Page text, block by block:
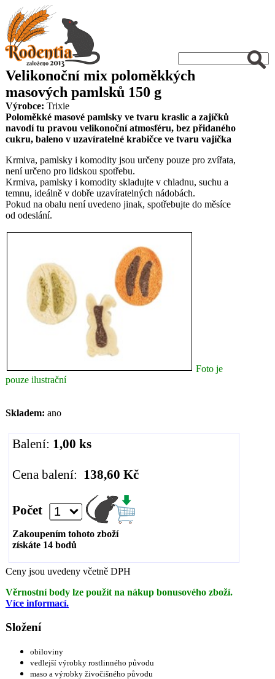
Velikonoční mix poloměkkých
masových pamlsků 150 g
Výrobce: Trixie
Poloměkké masové pamlsky ve tvaru kraslic a zajíčků
navodí tu pravou velikonoční atmosféru, bez přidaného
cukru, baleno v uzavíratelné krabičce ve tvaru vajíčka
Krmiva, pamlsky i komodity jsou určeny pouze pro zvířata,
není určeno pro lidskou spotřebu.
Krmiva, pamlsky i komodity skladujte v chladnu, suchu a
temnu, ideálně v dobře uzavíratelných nádobách.
Pokud na obalu není uvedeno jinak, spotřebujte do měsíce
od odeslání.
Foto je
pouze ilustrační
Skladem: ano
Balení: 1,00 ks
Cena balení: 138,60 Kč
Počet
Zakoupením tohoto zboží
získáte 14 bodů
Ceny jsou uvedeny včetně DPH
Věrnostní body lze použít na nákup bonusového zboží.
Více informací.
Složení
obiloviny
vedlejší výrobky rostlinného původu
maso a výrobky živočišného původu